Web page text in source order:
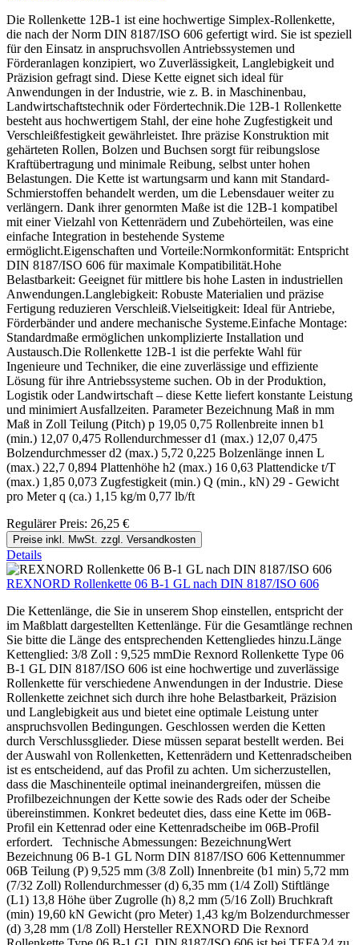
Die Rollenkette 12B-1 ist eine hochwertige Simplex-Rollenkette,
die nach der Norm DIN 8187/ISO 606 gefertigt wird. Sie ist speziell
für den Einsatz in anspruchsvollen Antriebssystemen und
Förderanlagen konzipiert, wo Zuverlässigkeit, Langlebigkeit und
Präzision gefragt sind. Diese Kette eignet sich ideal für
Anwendungen in der Industrie, wie z. B. in Maschinenbau,
Landwirtschaftstechnik oder Fördertechnik.Die 12B-1 Rollenkette
besteht aus hochwertigem Stahl, der eine hohe Zugfestigkeit und
Verschleißfestigkeit gewährleistet. Ihre präzise Konstruktion mit
gehärteten Rollen, Bolzen und Buchsen sorgt für reibungslose
Kraftübertragung und minimale Reibung, selbst unter hohen
Belastungen. Die Kette ist wartungsarm und kann mit Standard-
Schmierstoffen behandelt werden, um die Lebensdauer weiter zu
verlängern. Dank ihrer genormten Maße ist die 12B-1 kompatibel
mit einer Vielzahl von Kettenrädern und Zubehörteilen, was eine
einfache Integration in bestehende Systeme
ermöglicht.Eigenschaften und Vorteile:Normkonformität: Entspricht
DIN 8187/ISO 606 für maximale Kompatibilität.Hohe
Belastbarkeit: Geeignet für mittlere bis hohe Lasten in industriellen
Anwendungen.Langlebigkeit: Robuste Materialien und präzise
Fertigung reduzieren Verschleiß.Vielseitigkeit: Ideal für Antriebe,
Förderbänder und andere mechanische Systeme.Einfache Montage:
Standardmaße ermöglichen unkomplizierte Installation und
Austausch.Die Rollenkette 12B-1 ist die perfekte Wahl für
Ingenieure und Techniker, die eine zuverlässige und effiziente
Lösung für ihre Antriebssysteme suchen. Ob in der Produktion,
Logistik oder Landwirtschaft – diese Kette liefert konstante Leistung
und minimiert Ausfallzeiten. Parameter Bezeichnung Maß in mm
Maß in Zoll Teilung (Pitch) p 19,05 0,75 Rollenbreite innen b1
(min.) 12,07 0,475 Rollendurchmesser d1 (max.) 12,07 0,475
Bolzendurchmesser d2 (max.) 5,72 0,225 Bolzenlänge innen L
(max.) 22,7 0,894 Plattenhöhe h2 (max.) 16 0,63 Plattendicke t/T
(max.) 1,85 0,073 Zugfestigkeit (min.) Q (min., kN) 29 - Gewicht
pro Meter q (ca.) 1,15 kg/m 0,77 lb/ft
Regulärer Preis: 26,25 €
Preise inkl. MwSt. zzgl. Versandkosten
Details
REXNORD Rollenkette 06 B-1 GL nach DIN 8187/ISO 606
Die Kettenlänge, die Sie in unserem Shop einstellen, entspricht der
im Maßblatt dargestellten Kettenlänge. Für die Gesamtlänge rechnen
Sie bitte die Länge des entsprechenden Kettengliedes hinzu.Länge
Kettenglied: 3/8 Zoll : 9,525 mmDie Rexnord Rollenkette Type 06
B-1 GL DIN 8187/ISO 606 ist eine hochwertige und zuverlässige
Rollenkette für verschiedene Anwendungen in der Industrie. Diese
Rollenkette zeichnet sich durch ihre hohe Belastbarkeit, Präzision
und Langlebigkeit aus und bietet eine optimale Leistung unter
anspruchsvollen Bedingungen. Geschlossen werden die Ketten
durch Verschlussglieder. Diese müssen separat bestellt werden. Bei
der Auswahl von Rollenketten, Kettenrädern und Kettenradscheiben
ist es entscheidend, auf das Profil zu achten. Um sicherzustellen,
dass die Maschinenteile optimal ineinandergreifen, müssen die
Profilbezeichnungen der Kette sowie des Rads oder der Scheibe
übereinstimmen. Konkret bedeutet dies, dass eine Kette im 06B-
Profil ein Kettenrad oder eine Kettenradscheibe im 06B-Profil
erfordert. Technische Abmessungen: BezeichnungWert
Bezeichnung 06 B-1 GL Norm DIN 8187/ISO 606 Kettennummer
06B Teilung (P) 9,525 mm (3/8 Zoll) Innenbreite (b1 min) 5,72 mm
(7/32 Zoll) Rollendurchmesser (d) 6,35 mm (1/4 Zoll) Stiftlänge
(L1) 13,8 Höhe über Zugrolle (h) 8,2 mm (5/16 Zoll) Bruchkraft
(min) 19,60 kN Gewicht (pro Meter) 1,43 kg/m Bolzendurchmesser
(d) 3,28 mm (1/8 Zoll) Hersteller REXNORD Die Rexnord